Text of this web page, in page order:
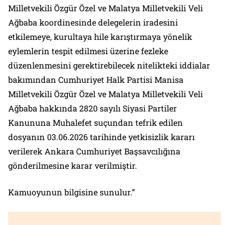
Milletvekili Özgür Özel ve Malatya Milletvekili Veli
Ağbaba koordinesinde delegelerin iradesini
etkilemeye, kurultaya hile karıştırmaya yönelik
eylemlerin tespit edilmesi üzerine fezleke
düzenlenmesini gerektirebilecek nitelikteki iddialar
bakımından Cumhuriyet Halk Partisi Manisa
Milletvekili Özgür Özel ve Malatya Milletvekili Veli
Ağbaba hakkında 2820 sayılı Siyasi Partiler
Kanununa Muhalefet suçundan tefrik edilen
dosyanın 03.06.2026 tarihinde yetkisizlik kararı
verilerek Ankara Cumhuriyet Başsavcılığına
gönderilmesine karar verilmiştir.
Kamuoyunun bilgisine sunulur.”